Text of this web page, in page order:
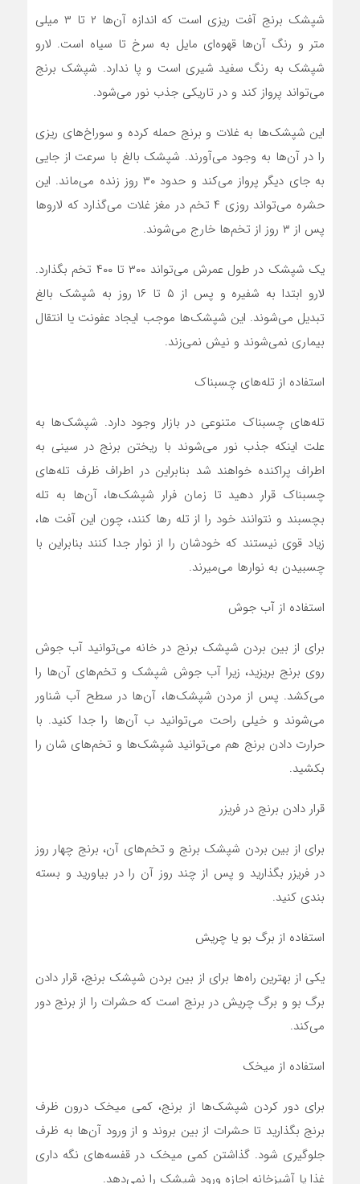
شپشک برنج آفت ریزی است که اندازه آن‌ها ۲ تا ۳ میلی
متر و رنگ آن‌ها قهوه‌ای مایل به سرخ تا سیاه است. لارو
شپشک به رنگ سفید شیری است و پا ندارد. شپشک برنج
می‌تواند پرواز کند و در تاریکی جذب نور می‌شود.
این شپشک‌ها به غلات و برنج حمله کرده و سوراخ‌های ریزی
را در آن‌ها به وجود می‌آورند. شپشک بالغ با سرعت از جایی
به جای دیگر پرواز می‌کند و حدود ۳۰ روز زنده می‌ماند. این
حشره می‌تواند روزی ۴ تخم در مغز غلات می‌گذارد که لارو‌ها
پس از ۳ روز از تخم‌ها خارج می‌شوند.
یک شپشک در طول عمرش می‌تواند ۳۰۰ تا ۴۰۰ تخم بگذارد.
لارو ابتدا به شفیره و پس از ۵ تا ۱۶ روز به شپشک بالغ
تبدیل می‌شوند. این شپشک‌ها موجب ایجاد عفونت یا انتقال
بیماری نمی‌شوند و نیش نمی‌زند.
استفاده از تله‌های چسبناک
تله‌های چسبناک متنوعی در بازار وجود دارد. شپشک‌ها به
علت اینکه جذب نور می‌شوند با ریختن برنج در سینی به
اطراف پراکنده خواهند شد بنابراین در اطراف ظرف تله‌های
چسبناک قرار دهید تا زمان فرار شپشک‌ها، آن‌ها به تله
بچسبند و نتوانند خود را از تله رها کنند، چون این آفت ها،
زیاد قوی نیستند که خودشان را از نوار جدا کنند بنابراین با
چسبیدن به نوار‌ها می‌میرند.
استفاده از آب جوش
برای از بین بردن شپشک برنج در خانه می‌توانید آب جوش
روی برنج بریزید، زیرا آب جوش شپشک و تخم‌های آن‌ها را
می‌کشد. پس از مردن شپشک‌ها، آن‌ها در سطح آب شناور
می‌شوند و خیلی راحت می‌توانید ب آن‌ها را جدا کنید. با
حرارت دادن برنج هم می‌توانید شپشک‌ها و تخم‌های شان را
بکشید.
قرار دادن برنج در فریزر
برای از بین بردن شپشک برنج و تخم‌های آن، برنج چهار روز
در فریزر بگذارید و پس از چند روز آن را در بیاورید و بسته
بندی کنید.
استفاده از برگ بو یا چریش
یکی از بهترین راه‌ها برای از بین بردن شپشک برنج، قرار دادن
برگ بو و برگ چریش در برنج است که حشرات را از برنج دور
می‌کند.
استفاده از میخک
برای دور کردن شپشک‌ها از برنج، کمی میخک درون ظرف
برنج بگذارید تا حشرات از بین بروند و از ورود آن‌ها به ظرف
جلوگیری شود. گذاشتن کمی میخک در قفسه‌های نگه داری
غذا یا آشپزخانه اجازه ورود شپشک را نمی‌دهد.